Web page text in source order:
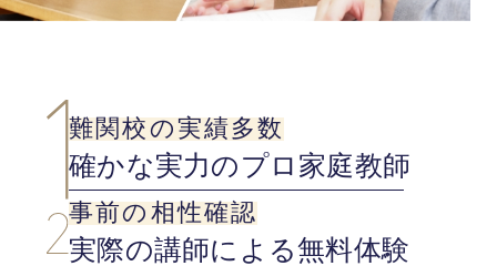
難関校の実績多数
確かな実力のプロ家庭教師
事前の相性確認
実際の講師による無料体験